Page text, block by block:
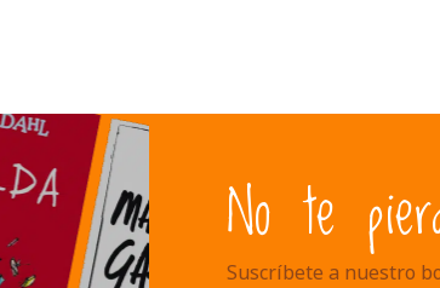
No te
Suscríbete a nuestro